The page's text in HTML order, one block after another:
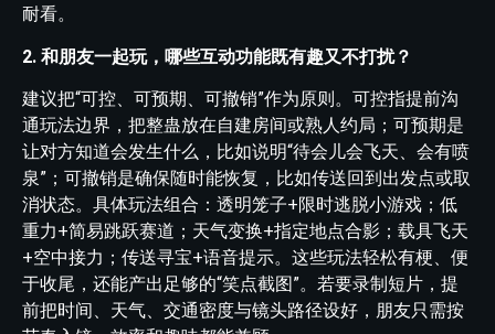
耐看。
2. 和朋友一起玩，哪些互动功能既有趣又不打扰？
建议把“可控、可预期、可撤销”作为原则。可控指提前沟
通玩法边界，把整蛊放在自建房间或熟人约局；可预期是
让对方知道会发生什么，比如说明“待会儿会飞天、会有喷
泉”；可撤销是确保随时能恢复，比如传送回到出发点或取
消状态。具体玩法组合：透明笼子+限时逃脱小游戏；低
重力+简易跳跃赛道；天气变换+指定地点合影；载具飞天
+空中接力；传送寻宝+语音提示。这些玩法轻松有梗、便
于收尾，还能产出足够的“笑点截图”。若要录制短片，提
前把时间、天气、交通密度与镜头路径设好，朋友只需按